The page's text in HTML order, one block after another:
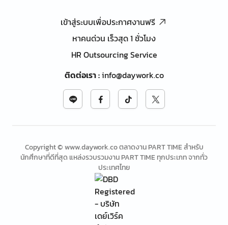
เข้าสู่ระบบเพื่อประกาศงานฟรี
หาคนด่วน เร็วสุด 1 ชั่วโมง
HR Outsourcing Service
ติดต่อเรา:info@daywork.co
Copyright © www.daywork.co ตลาดงาน PART TIME สำหรับ
นักศึกษาที่ดีที่สุด แหล่งรวบรวมงาน PART TIME ทุกประเภท จากทั่ว
ประเทศไทย